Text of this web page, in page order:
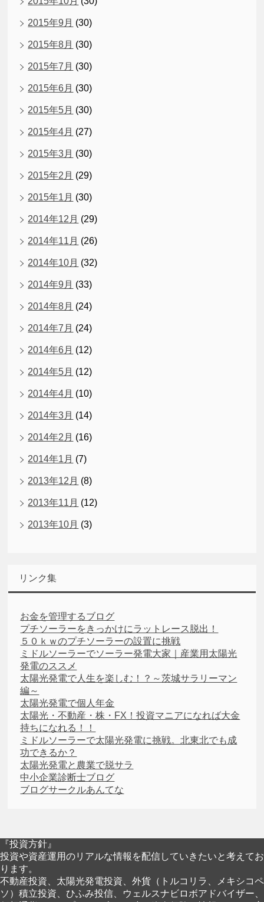
2015年9月 (30)
2015年8月 (30)
2015年7月 (30)
2015年6月 (30)
2015年5月 (30)
2015年4月 (27)
2015年3月 (30)
2015年2月 (29)
2015年1月 (30)
2014年12月 (29)
2014年11月 (26)
2014年10月 (32)
2014年9月 (33)
2014年8月 (24)
2014年7月 (24)
2014年6月 (12)
2014年5月 (12)
2014年4月 (10)
2014年3月 (14)
2014年2月 (16)
2014年1月 (7)
2013年12月 (8)
2013年11月 (12)
2013年10月 (3)
リンク集
お金を管理するブログ
プチソーラーをきっかけにラットレース脱出！
５０ｋｗのプチソーラーの設置に挑戦
ミドルソーラーでソーラー発電大家｜産業用太陽光
発電のススメ
太陽光発電で人生を楽しむ！？～茨城サラリーマン
編～
太陽光発電で個人年金
太陽光・不動産・株・FX！投資マニアになれば大金
持ちになれる！！
ミドルソーラーで太陽光発電に挑戦。北東北でも成
功できるか？
太陽光発電と農業で脱サラ
中小企業診断士ブログ
ブログサークルあんてな
『投資方針』
投資や資産運用のリアルな情報を配信していきたいと考えてお
ります。
不動産投資、太陽光発電投資、外貨（トルコリラ、メキシコペ
ソ）積立投資、ひふみ投信、ウェルスナビロボアドバイザー、